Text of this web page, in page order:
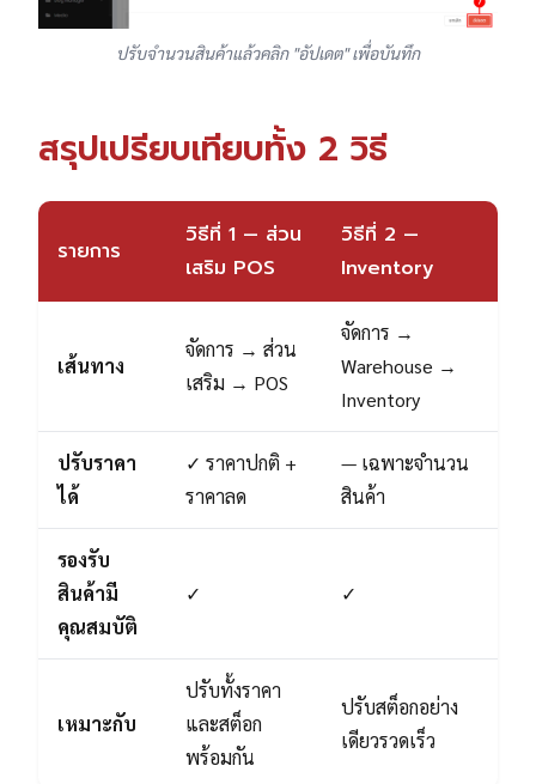
ปรับจำนวนสินค้าแล้วคลิก "อัปเดต" เพื่อบันทึก
สรุปเปรียบเทียบทั้ง 2 วิธี
รายการ
วิธีที่ 1 — ส่วน
เสริม POS
วิธีที่ 2 —
Inventory
เส้นทาง
จัดการ → ส่วน
เสริม → POS
จัดการ →
Warehouse →
Inventory
ปรับราคา
ได้
✓ ราคาปกติ +
ราคาลด
— เฉพาะจำนวน
สินค้า
รองรับ
สินค้ามี
คุณสมบัติ
✓ ✓
เหมาะกับ
ปรับทั้งราคา
และสต็อก
พร้อมกัน
ปรับสต็อกอย่าง
เดียวรวดเร็ว